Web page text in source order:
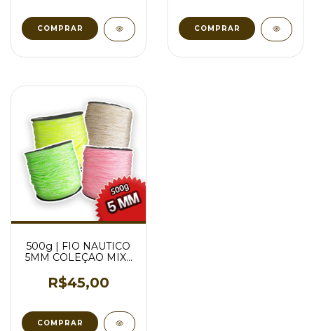
COMPRAR COMPRAR
500g | FIO NAUTICO
5MM COLEÇAO MIX -
R$45,00
COMPRAR